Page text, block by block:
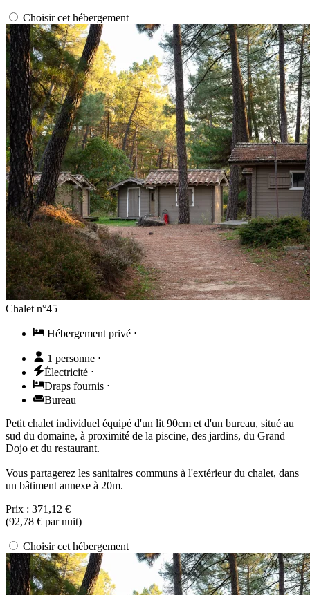
Choisir cet hébergement
Chalet n°45
Hébergement privé ⋅
1 personne ⋅
Électricité ⋅
Draps fournis ⋅
Bureau
Petit chalet individuel équipé d'un lit 90cm et d'un bureau, situé au
sud du domaine, à proximité de la piscine, des jardins, du Grand
Dojo et du restaurant.
Vous partagerez les sanitaires communs à l'extérieur du chalet, dans
un bâtiment annexe à 20m.
Prix : 371,12 €
(92,78 € par nuit)
Choisir cet hébergement